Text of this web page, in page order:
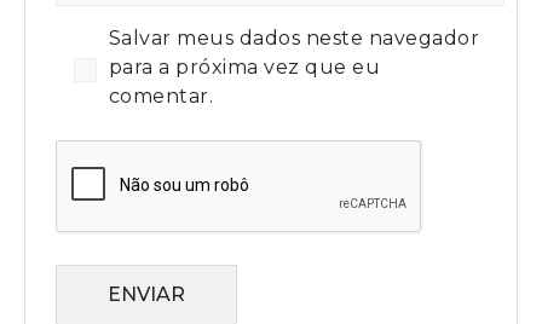
Salvar meus dados neste navegador
para a próxima vez que eu
comentar.
ENVIAR